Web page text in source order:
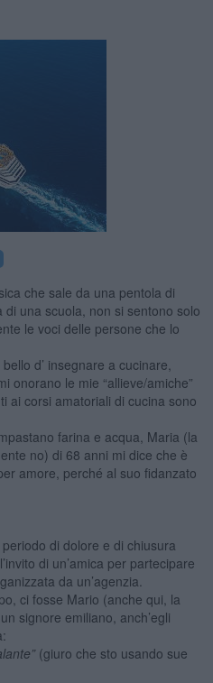
che sale da una pentola di
una scuola, non si sentono solo
le voci delle persone che lo
d’ insegnare a cucinare,
onorano le mie “allieve/amiche”
ai corsi amatoriali di cucina sono
farina e acqua, Maria (la
no) di 68 anni mi dice che è
amore, perché al suo fidanzato
di dolore e di chiusura
di un’amica per partecipare
da un’agenzia.
ci fosse Mario (anche qui, la
signore emiliano, anch’egli
(giuro che sto usando sue